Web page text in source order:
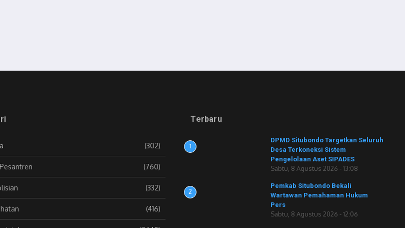
(302)
(760)
(332)
(416)
Terbaru
1
DPMD Situbondo Targetkan Seluruh
Desa Terkoneksi Sistem
Pengelolaan Aset SIPADES
Sabtu, 8 Agustus 2026 - 13:08
2
Pemkab Situbondo Bekali
Wartawan Pemahaman Hukum
Pers
Sabtu, 8 Agustus 2026 - 12:06